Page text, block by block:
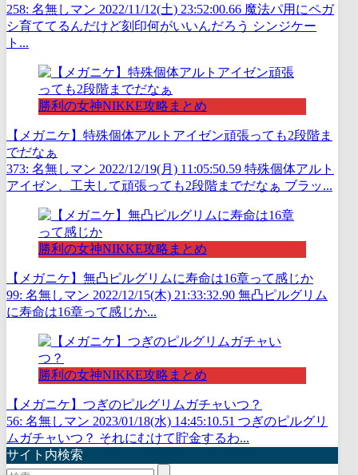
258: 名無しマン 2022/11/12(土) 23:52:00.66 魔法パ用にペガ
シ育ててるんだけど刻印何がいいんだろう シンジケー
ト...
勝利の女神NIKKE攻略まとめ
【メガニケ】特殊個体アルトアイゼン頑張っても2段階ま
でだなぁ
373: 名無しマン 2022/12/19(月) 11:05:50.59 特殊個体アルト
アイゼン、工夫して頑張っても2段階までだなぁ ブラッ...
勝利の女神NIKKE攻略まとめ
【メガニケ】無凸ピルグリムに寿命は16章って感じか
99: 名無しマン 2022/12/15(木) 21:33:32.90 無凸ピルグリム
に寿命は16章って感じか...
勝利の女神NIKKE攻略まとめ
【メガニケ】つぎのピルグリムガチャいつ？
56: 名無しマン 2023/01/18(水) 14:45:10.51 つぎのピルグリ
ムガチャいつ？ それにむけて貯金するわ...
サイト内検索